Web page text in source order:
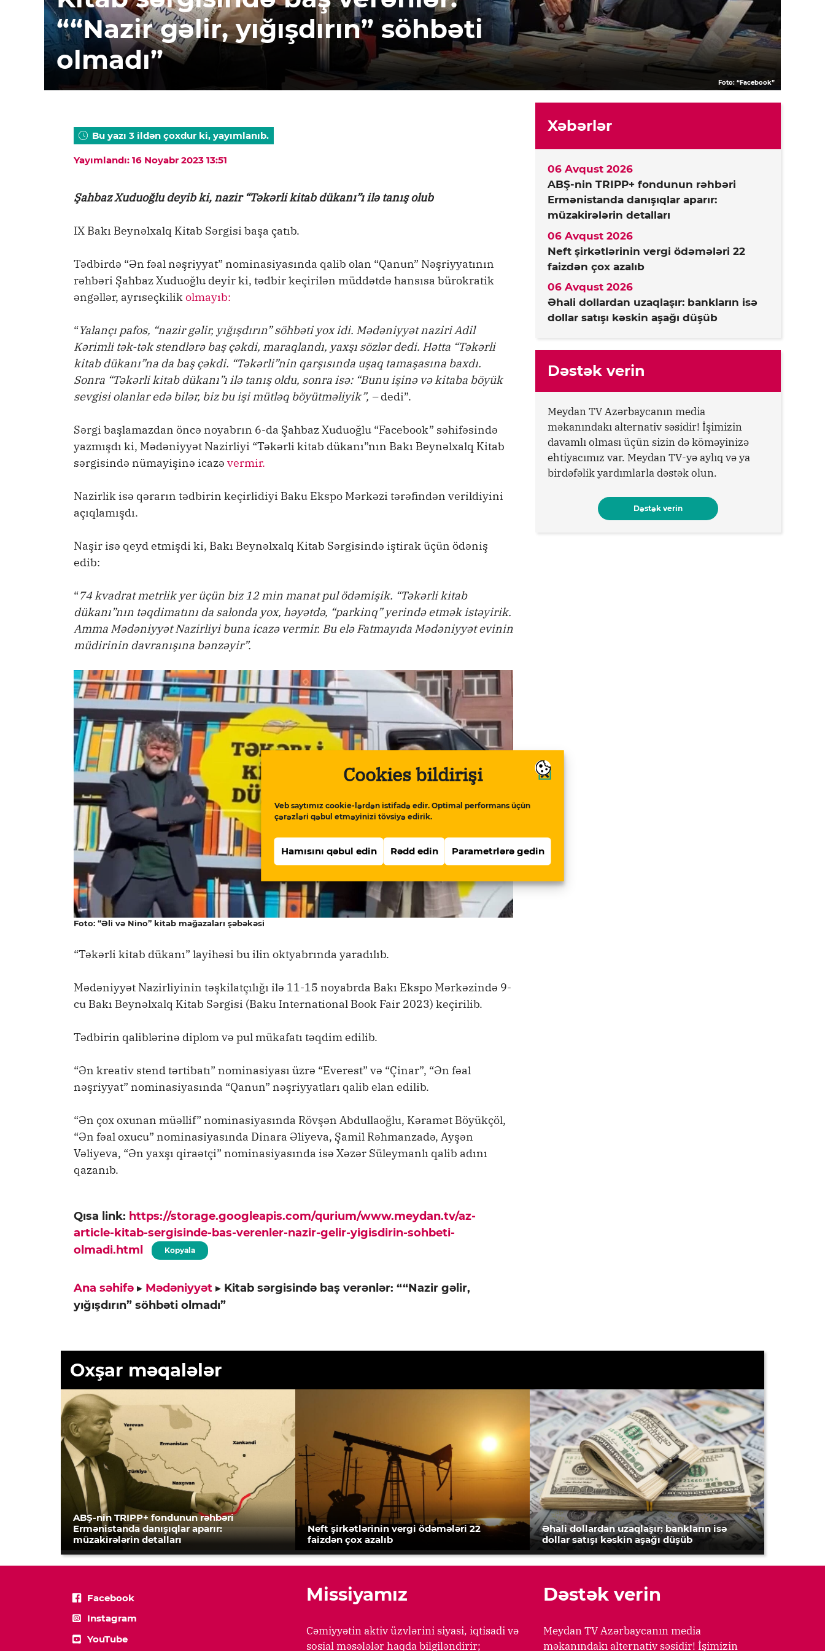
Cookies bildirişi
Veb saytımız cookie-lərdən istifadə edir. Optimal performans üçün
çərəzləri qəbul etməyinizi tövsiyə edirik.
Hamısını qəbul edin Rədd edin Parametrlərə gedin
““Nazir gəlir, yığışdırın” söhbəti
olmadı”
Foto: “Facebook”
Bu yazı 3 ildən çoxdur ki, yayımlanıb.
Yayımlandı: 16 Noyabr 2023 13:51
Şahbaz Xuduoğlu deyib ki, nazir “Təkərli kitab dükanı”ı ilə tanış olub
IX Bakı Beynəlxalq Kitab Sərgisi başa çatıb.
Tədbirdə “Ən fəal nəşriyyat” nominasiyasında qalib olan “Qanun” Nəşriyyatının
rəhbəri Şahbaz Xuduoğlu deyir ki, tədbir keçirilən müddətdə hansısa bürokratik
əngəllər, ayrıseçkilikolmayıb:
“Yalançı pafos, “nazir gəlir, yığışdırın” söhbəti yox idi. Mədəniyyət naziri Adil
Kərimli tək-tək stendlərə baş çəkdi, maraqlandı, yaxşı sözlər dedi. Hətta “Təkərli
kitab dükanı”na da baş çəkdi. “Təkərli”nin qarşısında uşaq tamaşasına baxdı.
Sonra “Təkərli kitab dükanı”ı ilə tanış oldu, sonra isə: “Bunu işinə və kitaba böyük
sevgisi olanlar edə bilər, biz bu işi mütləq böyütməliyik”, –dedi”.
Sərgi başlamazdan öncə noyabrın 6-da Şahbaz Xuduoğlu “Facebook” səhifəsində
yazmışdı ki, Mədəniyyət Nazirliyi “Təkərli kitab dükanı”nın Bakı Beynəlxalq Kitab
sərgisində nümayişinə icazə vermir.
Nazirlik isə qərarın tədbirin keçirlidiyi Baku Ekspo Mərkəzi tərəfindən verildiyini
açıqlamışdı.
Naşir isə qeyd etmişdi ki, Bakı Beynəlxalq Kitab Sərgisində iştirak üçün ödəniş
edib:
“74 kvadrat metrlik yer üçün biz 12 min manat pul ödəmişik. “Təkərli kitab
dükanı”nın təqdimatını da salonda yox, həyətdə, “parkinq” yerində etmək istəyirik.
Amma Mədəniyyət Nazirliyi buna icazə vermir. Bu elə Fatmayıda Mədəniyyət evinin
müdirinin davranışına bənzəyir”.
Foto: “Əli və Nino” kitab mağazaları şəbəkəsi
“Təkərli kitab dükanı” layihəsi bu ilin oktyabrında yaradılıb.
Mədəniyyət Nazirliyinin təşkilatçılığı ilə 11-15 noyabrda Bakı Ekspo Mərkəzində 9-
cu Bakı Beynəlxalq Kitab Sərgisi (Baku International Book Fair 2023) keçirilib.
Tədbirin qaliblərinə diplom və pul mükafatı təqdim edilib.
“Ən kreativ stend tərtibatı” nominasiyası üzrə “Everest” və “Çinar”, “Ən fəal
nəşriyyat” nominasiyasında “Qanun” nəşriyyatları qalib elan edilib.
“Ən çox oxunan müəllif” nominasiyasında Rövşən Abdullaoğlu, Kəramət Böyükçöl,
“Ən fəal oxucu” nominasiyasında Dinara Əliyeva, Şamil Rəhmanzadə, Ayşən
Vəliyeva, “Ən yaxşı qiraətçi” nominasiyasında isə Xəzər Süleymanlı qalib adını
qazanıb.
Qısa link: https://storage.googleapis.com/qurium/www.meydan.tv/az-
article-kitab-sergisinde-bas-verenler-nazir-gelir-yigisdirin-sohbeti-
olmadi.html
Kopyala
Ana səhifə ▸ Mədəniyyət ▸ Kitab sərgisində baş verənlər: ““Nazir gəlir,
yığışdırın” söhbəti olmadı”
Xəbərlər
ABŞ-nin TRIPP+ fondunun rəhbəri
Ermənistanda danışıqlar aparır:
müzakirələrin detalları
06 Avqust 2026
Neft şirkətlərinin vergi ödəmələri 22
faizdən çox azalıb
06 Avqust 2026
Əhali dollardan uzaqlaşır: bankların isə
dollar satışı kəskin aşağı düşüb
06 Avqust 2026
Dəstək verin
Meydan TV Azərbaycanın media
məkanındakı alternativ səsidir! İşimizin
davamlı olması üçün sizin də köməyinizə
ehtiyacımız var. Meydan TV-yə aylıq və ya
birdəfəlik yardımlarla dəstək olun.
Dəstək verin
Oxşar məqalələr
ABŞ-nin TRIPP+ fondunun rəhbəri
Ermənistanda danışıqlar aparır:
müzakirələrin detalları
Neft şirkətlərinin vergi ödəmələri 22
faizdən çox azalıb
Əhali dollardan uzaqlaşır: bankların isə
dollar satışı kəskin aşağı düşüb
Facebook
Instagram
YouTube
Missiyamız
Cəmiyyətin aktiv üzvlərini siyasi, iqtisadi və
sosial məsələlər haqda bilgiləndirir;
Dəstək verin
Meydan TV Azərbaycanın media
məkanındakı alternativ səsidir! İşimizin